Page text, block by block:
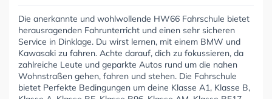
Die anerkannte und wohlwollende HW66 Fahrschule bietet
herausragenden Fahrunterricht und einen sehr sicheren
Service in Dinklage. Du wirst lernen, mit einem BMW und
Kawasaki zu fahren. Achte darauf, dich zu fokussieren, da
zahlreiche Leute und geparkte Autos rund um die nahen
Wohnstraßen gehen, fahren und stehen. Die Fahrschule
bietet Perfekte Bedingungen um deine Klasse A1, Klasse B,